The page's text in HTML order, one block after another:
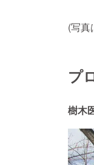
(写真
プ
樹木